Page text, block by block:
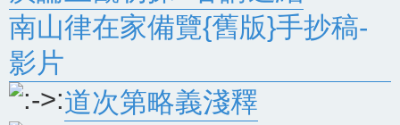
南山律在家備覽{舊版}手抄稿-
影片
道次第略義淺釋